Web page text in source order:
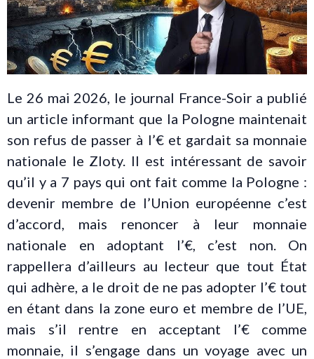
Le 26 mai 2026, le journal France-Soir a publié
un article informant que la Pologne maintenait
son refus de passer à l’€ et gardait sa monnaie
nationale le Zloty. Il est intéressant de savoir
qu’il y a 7 pays qui ont fait comme la Pologne :
devenir membre de l’Union européenne c’est
d’accord, mais renoncer à leur monnaie
nationale en adoptant l’€, c’est non. On
rappellera d’ailleurs au lecteur que tout État
qui adhère, a le droit de ne pas adopter l’€ tout
en étant dans la zone euro et membre de l’UE,
mais s’il rentre en acceptant l’€ comme
monnaie, il s’engage dans un voyage avec un